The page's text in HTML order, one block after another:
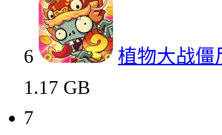
6
植物大战僵
1.17 GB
7